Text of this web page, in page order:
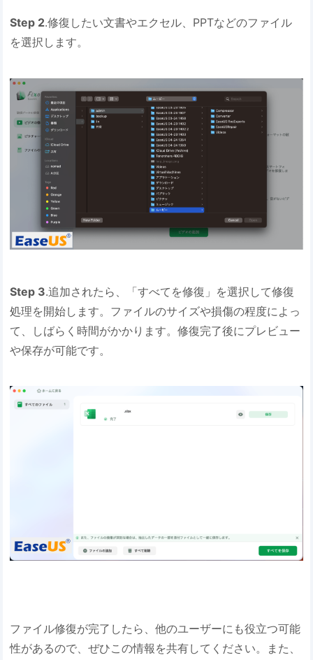
Step 2.修復したい文書やエクセル、PPTなどのファイル
を選択します。
Step 3.追加されたら、「すべてを修復」を選択して修復
処理を開始します。ファイルのサイズや損傷の程度によっ
て、しばらく時間がかかります。修復完了後にプレビュー
や保存が可能です。
ファイル修復が完了したら、他のユーザーにも役立つ可能
性があるので、ぜひこの情報を共有してください。また、